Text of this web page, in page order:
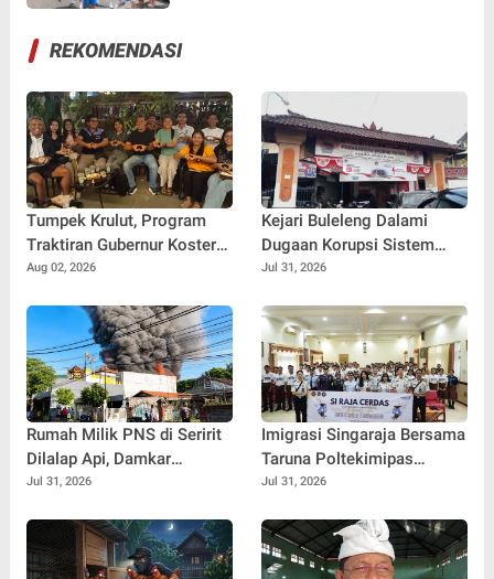
REKOMENDASI
Tumpek Krulut, Program
Traktiran Gubernur Koster
Dongkrak Omzet UMKM
Aug 02, 2026
Kejari Buleleng Dalami
Dugaan Korupsi Sistem
Elektronik Perumda Pasar,
Jul 31, 2026
Rumah Milik PNS di Seririt
Dilalap Api, Damkar
Buleleng Berjibaku Selama
Kebakaran
Jul 31, 2026
Imigrasi Singaraja Bersama
Taruna Poltekimipas
Edukasi Ratusan Pelajar
Cerdas
Jul 31, 2026